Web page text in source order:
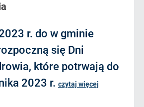
r. do w gminie
się Dni
które potrwają do
2023 r. czytaj więcej